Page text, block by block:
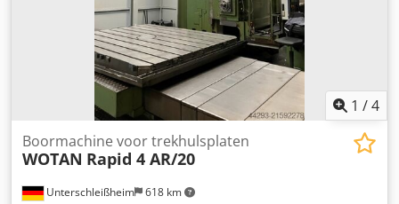
gereedschapswisselaar 40 gereedschappen FPT TRT25.
Draaitafel, 360.000° 2.500 x 2.500 mm Draaitafel lengteslag
2.000 mm Tafelbelasting 25 ton
1 /4
Unterschleißheim 618 km
Boormachine voor trekhulsplaten
WOTAN Rapid 4 AR/20